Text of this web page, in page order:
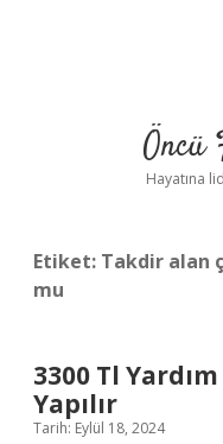
Hayatına
Etiket: Takdir alan
mu
3300 Tl
Yapılır
Tarih: Eylül 18, 2024